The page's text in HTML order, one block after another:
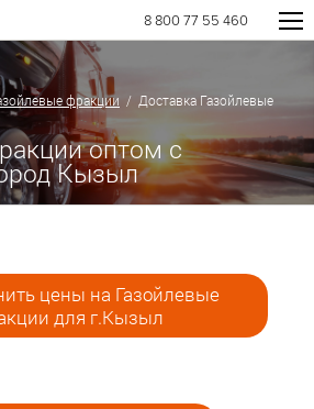
8 800 77 55 460
фракции / Доставка Газойлевые
оптом с
Кызыл
цены на Газойлевые
для г.Кызыл